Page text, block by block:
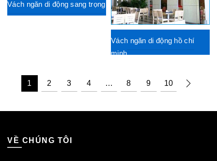
Vách ngăn di động sang trọng
Vách ngăn di động hồ chí
minh
1 2 3 4 … 8 9 10
VỀ CHÚNG TÔI